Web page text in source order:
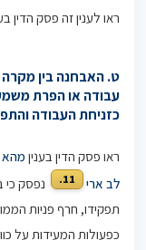
ראו לענין זה פסק הדין
ט. האבחנה בין מקרה
עבודה או הפרת
כזניחת העבודה
ראו פסק הדין בענין מהא
לב ארי
11.
נפסק כי
תפקידו, חרף פניות
כפעולות המעידות על